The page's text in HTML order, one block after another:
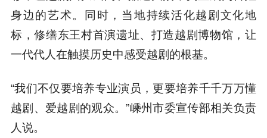
身边的艺术。同时，当地持续活化越剧文化地
标，修缮东王村首演遗址、打造越剧博物馆，让
一代代人在触摸历史中感受越剧的根基。
“我们不仅要培养专业演员，更要培养千千万万懂
越剧、爱越剧的观众。”嵊州市委宣传部相关负责
人说。